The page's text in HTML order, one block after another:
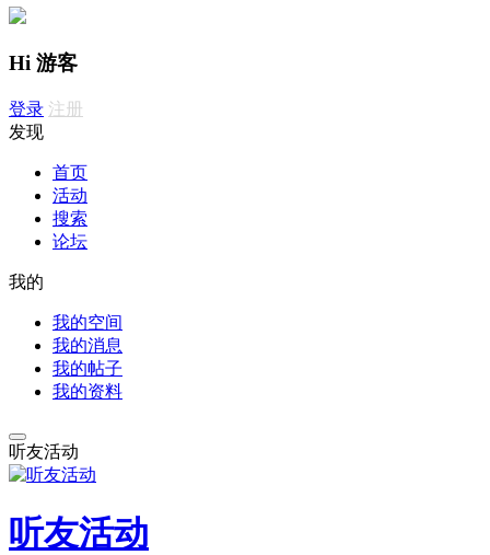
Hi 游客
登录 注册
发现
首页
活动
搜索
论坛
我的
我的空间
我的消息
我的帖子
我的资料
听友活动
听友活动